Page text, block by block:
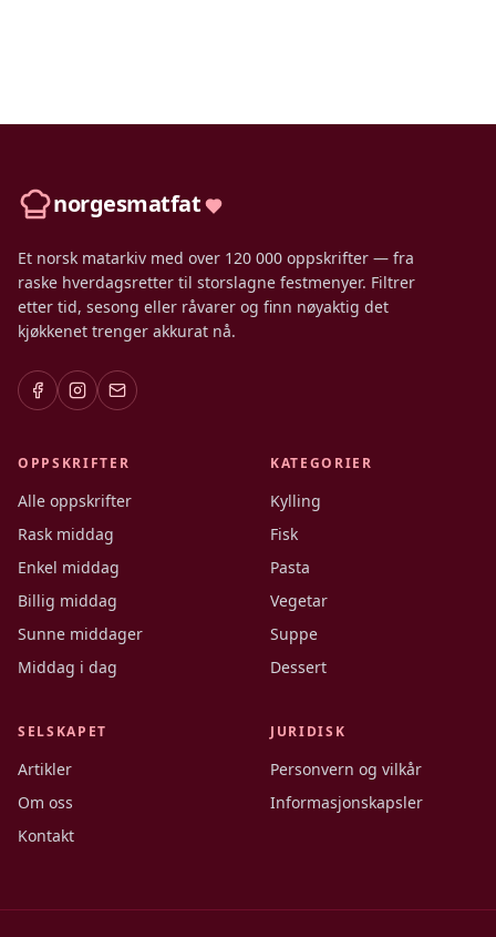
norgesmatfat
Et norsk matarkiv med over 120 000 oppskrifter — fra
raske hverdagsretter til storslagne festmenyer. Filtrer
etter tid, sesong eller råvarer og finn nøyaktig det
kjøkkenet trenger akkurat nå.
OPPSKRIFTER
Alle oppskrifter
Rask middag
Enkel middag
Billig middag
Sunne middager
Middag i dag
KATEGORIER
Kylling
Fisk
Pasta
Vegetar
Suppe
Dessert
SELSKAPET
Artikler
Om oss
Kontakt
JURIDISK
Personvern og vilkår
Informasjonskapsler